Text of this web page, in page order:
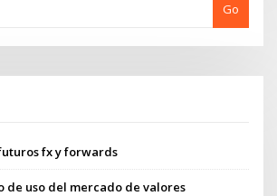
Go
fx y forwards
de uso del mercado de valores